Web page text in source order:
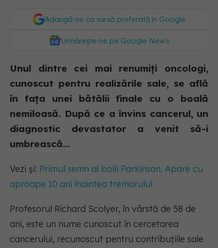
Adaugă-ne ca sursă preferată în Google
Urmărește-ne pe Google News
Unul dintre cei mai renumiți oncologi,
cunoscut pentru realizările sale, se află
în fața unei bătălii finale cu o boală
nemiloasă. După ce a învins cancerul, un
diagnostic devastator a venit să-i
umbrească...
Vezi și: Primul semn al bolii Parkinson. Apare cu
aproape 10 ani înaintea tremorului
Profesorul Richard Scolyer, în vârstă de 58 de
ani, este un nume cunoscut în cercetarea
cancerului, recunoscut pentru contribuțiile sale